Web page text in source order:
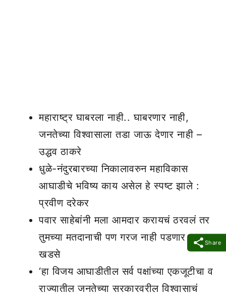
Share
महाराष्ट्र घाबरला नाही.. घाबरणार नाही,
जनतेच्या विश्वासाला तडा जाऊ देणार नाही –
उद्धव ठाकरे
धुळे-नंदुरबारच्या निकालावरुन महाविकास
आघाडीचे भविष्य काय असेल हे स्पष्ट झाले :
प्रवीण दरेकर
पवार साहेबांनी मला आमदार करायचं ठरवलं तर
तुमच्या मतदानाची पण गरज नाही पडणार –
खडसे
‘हा विजय आघाडीतील सर्व पक्षांच्या एकजूटीचा व
राज्यातील जनतेच्या सरकारवरील विश्वासाचं